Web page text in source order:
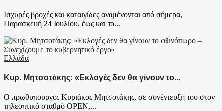
Ισχυρές βροχές και καταιγίδες αναμένονται από σήμερα,
Παρασκευή 24 Ιουλίου, έως και το...
Ελλάδα
Κυρ. Μητσοτάκης: «Εκλογές δεν θα γίνουν το...
Ο πρωθυπουργός Κυριάκος Μητσοτάκης, σε συνέντευξή του στον
τηλεοπτικό σταθμό OPEN,...